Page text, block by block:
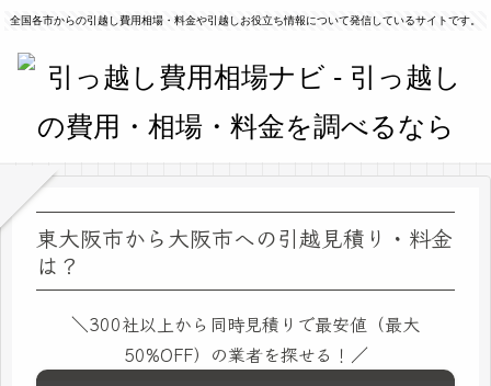
全国各市からの引越し費用相場・料金や引越しお役立ち情報について発信しているサイトです。
東大阪市から大阪市への引越見積り・料金
は？
＼300社以上から同時見積りで最安値（最大
50%OFF）の業者を探せる！／